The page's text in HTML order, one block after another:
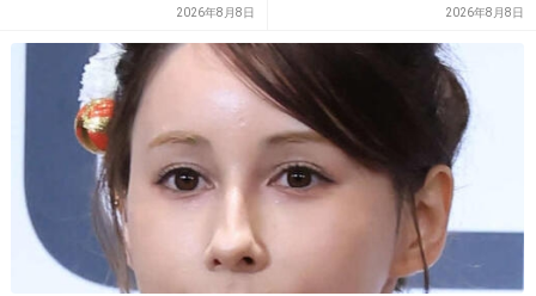
その理論なら、少ない買い物せずにまとめて買
いにこい
+45
36. 匿名 2026/06/03(水) 14:55:19
店員してますが
2026年8月8日 2026年8月8日